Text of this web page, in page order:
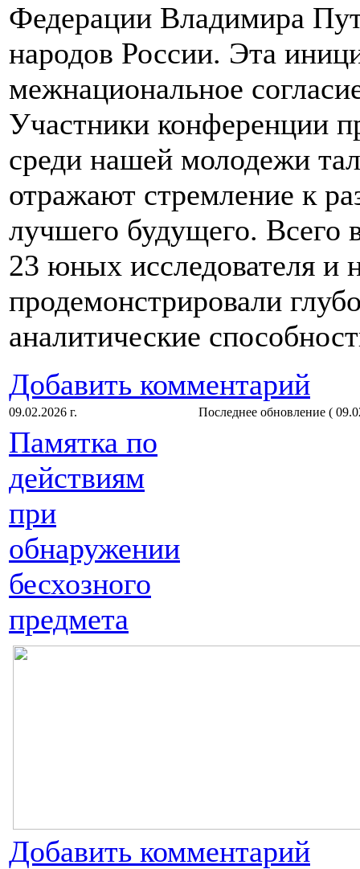
Федерации Владимира
народов России. Эта
межнациональное
Участники конференции
среди нашей молодежи
отражают стремление к
лучшего будущего. Всего
23 юных исследователя и
продемонстрировали
аналитические
Добавить комментарий
09.02.2026 г. Последнее обновление (
Памятка по
действиям
при
обнаружении
бесхозного
предмета
Добавить комментарий